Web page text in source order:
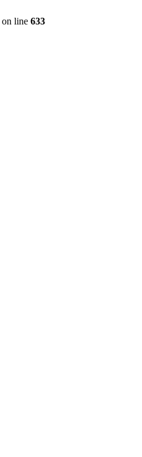
on line 633